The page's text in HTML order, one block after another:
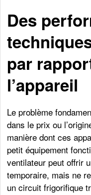
Des
par
l’appareil
Le problème
dans le prix ou
manière dont ces
petit équipement
ventilateur peut offrir
temporaire, mais ne
un circuit frigorifique